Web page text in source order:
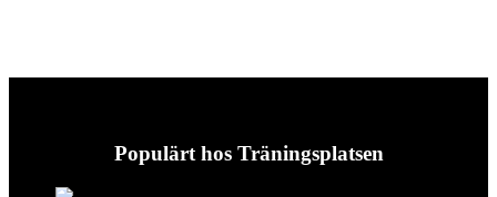
Populärt hos Träningsplatsen